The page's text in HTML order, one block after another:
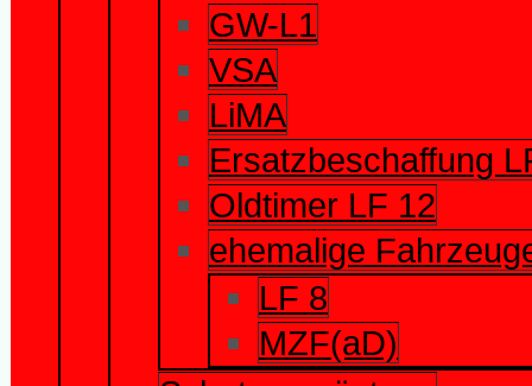
GW-L1
VSA
LiMA
Ersatzbeschaffung
Oldtimer LF 12
ehemalige
LF 8
MZF(aD)